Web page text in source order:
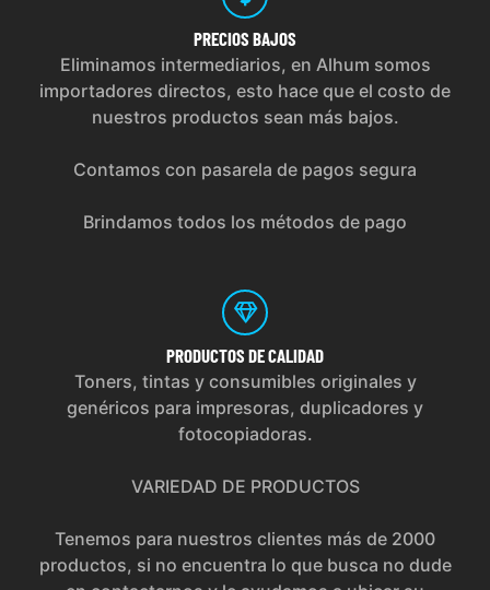
PRECIOS BAJOS
Eliminamos intermediarios, en Alhum somos
importadores directos, esto hace que el costo de
nuestros productos sean más bajos.
Contamos con pasarela de pagos segura
Brindamos todos los métodos de pago
PRODUCTOS DE CALIDAD
Toners, tintas y consumibles originales y
genéricos para impresoras, duplicadores y
fotocopiadoras.
VARIEDAD DE PRODUCTOS
Tenemos para nuestros clientes más de 2000
productos, si no encuentra lo que busca no dude